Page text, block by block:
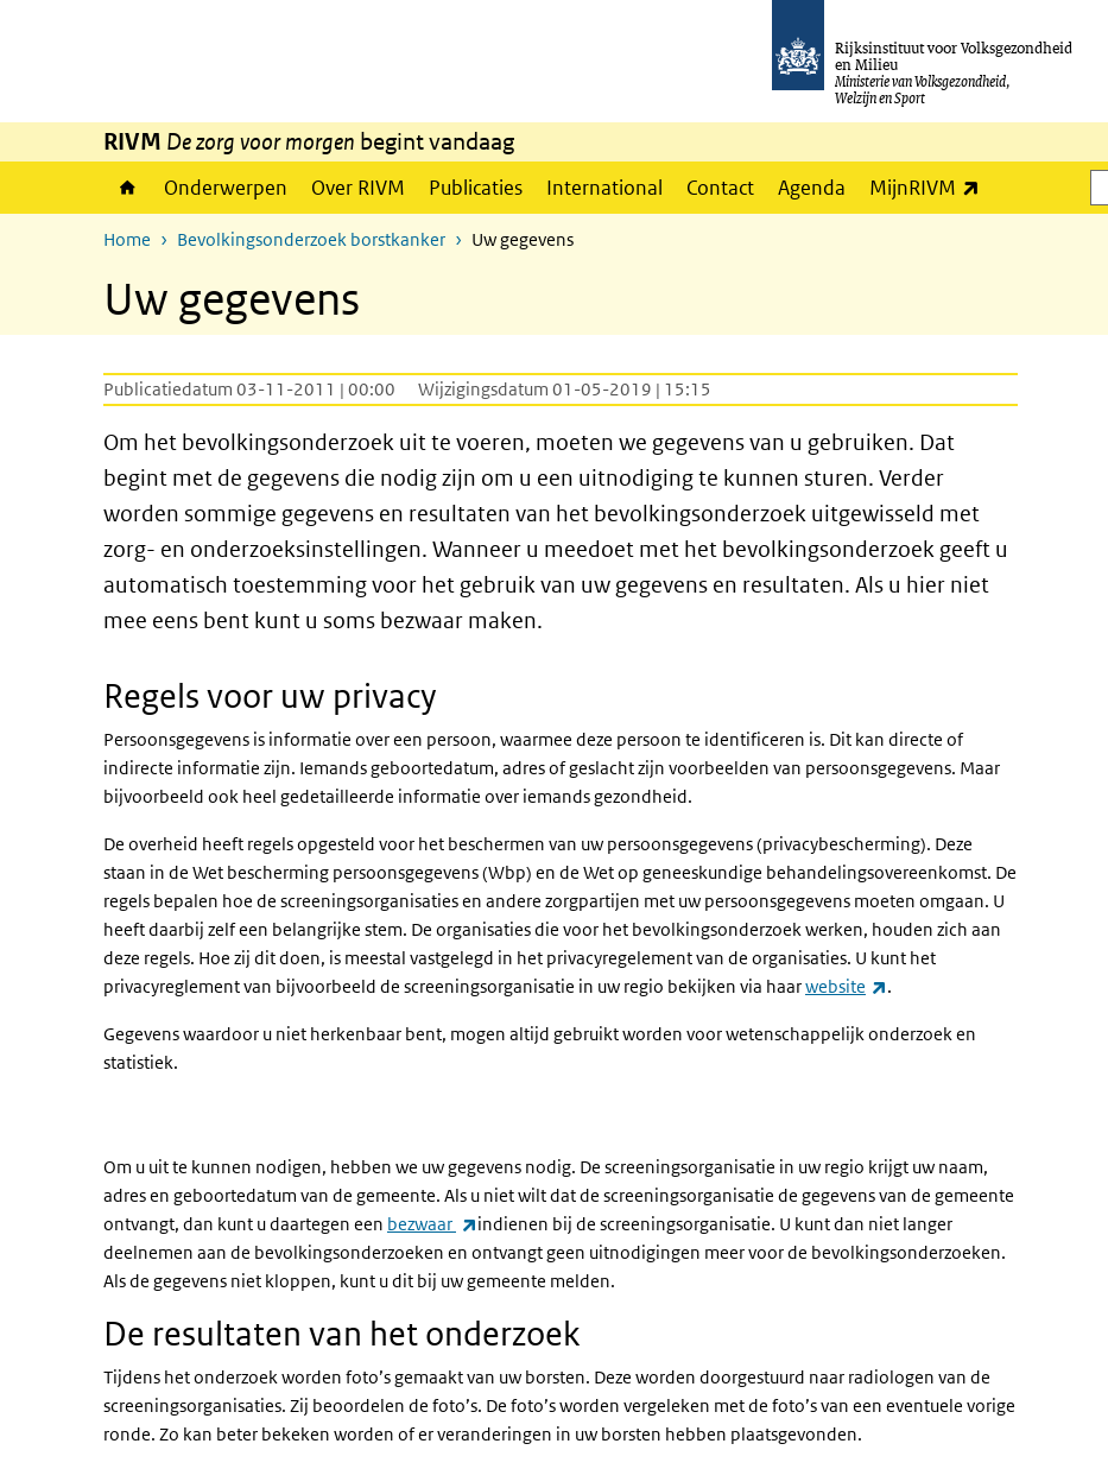
Rijksinstituut voor Volksgezondheid
en Milieu
Ministerie van Volksgezondheid,
Welzijn en Sport
RIVM De zorg voor morgen begint vandaag
Onderwerpen Over RIVM Publicaties International Contact Agenda MijnRIVM
Home Bevolkingsonderzoek borstkanker Uw gegevens
Uw gegevens
Publicatiedatum 03-11-2011 | 00:00 Wijzigingsdatum 01-05-2019 | 15:15
Om het bevolkingsonderzoek uit te voeren, moeten we gegevens van u gebruiken. Dat
begint met de gegevens die nodig zijn om u een uitnodiging te kunnen sturen. Verder
worden sommige gegevens en resultaten van het bevolkingsonderzoek uitgewisseld met
zorg- en onderzoeksinstellingen. Wanneer u meedoet met het bevolkingsonderzoek geeft u
automatisch toestemming voor het gebruik van uw gegevens en resultaten. Als u hier niet
mee eens bent kunt u soms bezwaar maken.
Regels voor uw privacy
Persoonsgegevens is informatie over een persoon, waarmee deze persoon te identificeren is. Dit kan directe of
indirecte informatie zijn. Iemands geboortedatum, adres of geslacht zijn voorbeelden van persoonsgegevens. Maar
bijvoorbeeld ook heel gedetailleerde informatie over iemands gezondheid.
De overheid heeft regels opgesteld voor het beschermen van uw persoonsgegevens (privacybescherming). Deze
staan in de Wet bescherming persoonsgegevens (Wbp) en de Wet op geneeskundige behandelingsovereenkomst. De
regels bepalen hoe de screeningsorganisaties en andere zorgpartijen met uw persoonsgegevens moeten omgaan. U
heeft daarbij zelf een belangrijke stem. De organisaties die voor het bevolkingsonderzoek werken, houden zich aan
deze regels. Hoe zij dit doen, is meestal vastgelegd in het privacyregelement van de organisaties. U kunt het
privacyreglement van bijvoorbeeld de screeningsorganisatie in uw regio bekijken via haarwebsite (externe link)
.
Gegevens waardoor u niet herkenbaar bent, mogen altijd gebruikt worden voor wetenschappelijk onderzoek en
statistiek.
Om u uit te kunnen nodigen, hebben we uw gegevens nodig. De screeningsorganisatie in uw regio krijgt uw naam,
adres en geboortedatum van de gemeente. Als u niet wilt dat de screeningsorganisatie de gegevens van de gemeente
ontvangt, dan kunt u daartegen een bezwaar (externe link)
indienen bij de screeningsorganisatie. U kunt dan niet langer
deelnemen aan de bevolkingsonderzoeken en ontvangt geen uitnodigingen meer voor de bevolkingsonderzoeken.
Als de gegevens niet kloppen, kunt u dit bij uw gemeente melden.
De resultaten van het onderzoek
Tijdens het onderzoek worden foto’s gemaakt van uw borsten. Deze worden doorgestuurd naar radiologen van de
screeningsorganisaties. Zij beoordelen de foto’s. De foto’s worden vergeleken met de foto’s van een eventuele vorige
ronde. Zo kan beter bekeken worden of er veranderingen in uw borsten hebben plaatsgevonden.